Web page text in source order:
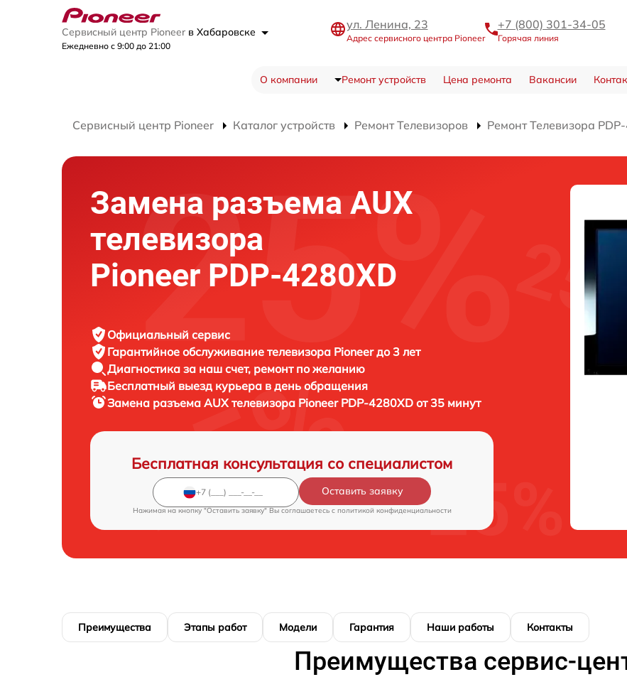
Сервисный центр Pioneer в Хабаровске
Ежедневно с 9:00 до 21:00
ул. Ленина, 23
Адрес сервисного центра Pioneer
+7 (800) 301-34-05
Горячая линия
О компании Ремонт устройств Цена ремонта Вакансии
Сервисный центр Pioneer Каталог устройств Ремонт Телевизоров Ремонт Телевизора
Замена разъема AUX
телевизора
Pioneer PDP-4280XD
Официальный сервис
Гарантийное обслуживание телевизора Pioneer до 3 лет
Диагностика за наш счет, ремонт по желанию
Бесплатный выезд курьера в день обращения
Замена разъема AUX телевизора Pioneer PDP-4280XD от 35 минут
Бесплатная консультация со специалистом
Оставить заявку
Нажимая на кнопку "Оставить заявку" Вы соглашаетесь c политикой конфиденциальности
Преимущества Этапы работ Модели Гарантия Наши работы Контакты
Преимущества сервис-